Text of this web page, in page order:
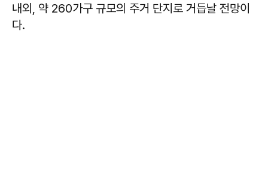
내외, 약 260가구 규모의 주거 단지로 거듭날 전망이
다.